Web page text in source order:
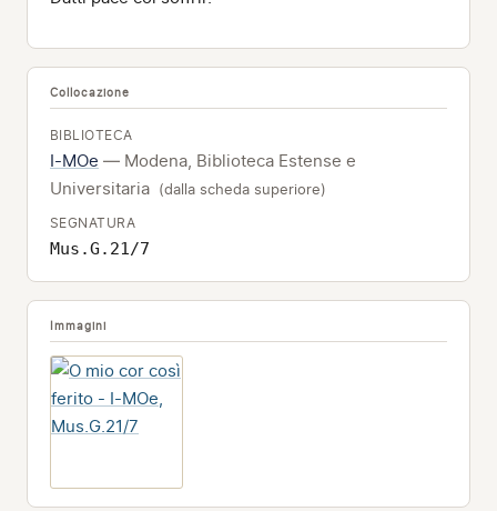
Collocazione
BIBLIOTECA
I-MOe — Modena, Biblioteca Estense e
Universitaria (dalla scheda superiore)
SEGNATURA
Mus.G.21/7
Immagini